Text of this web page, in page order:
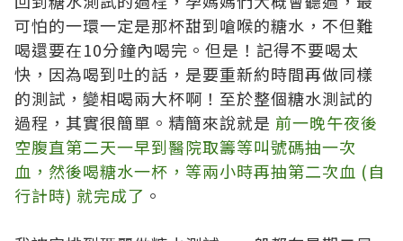
可怕的一環一定是那杯甜到嗆喉的糖水，不但難
喝還要在10分鐘內喝完。但是！記得不要喝太
快，因為喝到吐的話，是要重新約時間再做同樣
的測試，變相喝兩大杯啊！至於整個糖水測試的
過程，其實很簡單。精簡來說就是 前一晚午夜後
空腹直第二天一早到醫院取籌等叫號碼抽一次
血，然後喝糖水一杯，等兩小時再抽第二次血 (自
行計時) 就完成了 。